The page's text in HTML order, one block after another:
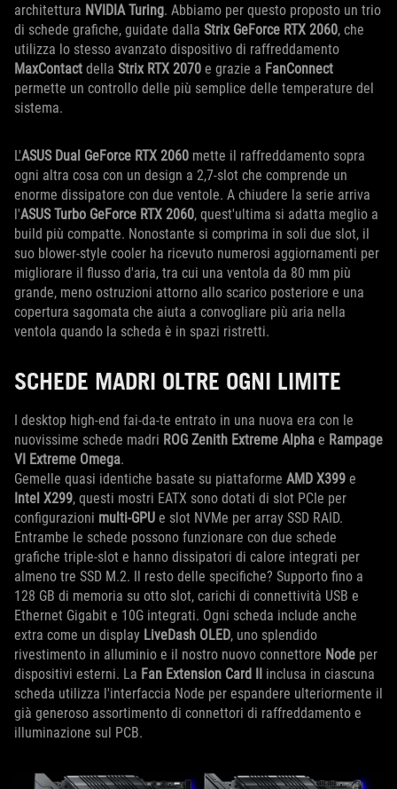
architettura NVIDIA Turing. Abbiamo per questo proposto un trio
di schede grafiche, guidate dalla Strix GeForce RTX 2060, che
utilizza lo stesso avanzato dispositivo di raffreddamento
MaxContact della Strix RTX 2070 e grazie a FanConnect
permette un controllo delle più semplice delle temperature del
sistema.
L'ASUS Dual GeForce RTX 2060 mette il raffreddamento sopra
ogni altra cosa con un design a 2,7-slot che comprende un
enorme dissipatore con due ventole. A chiudere la serie arriva
l'ASUS Turbo GeForce RTX 2060, quest'ultima si adatta meglio a
build più compatte. Nonostante si comprima in soli due slot, il
suo blower-style cooler ha ricevuto numerosi aggiornamenti per
migliorare il flusso d'aria, tra cui una ventola da 80 mm più
grande, meno ostruzioni attorno allo scarico posteriore e una
copertura sagomata che aiuta a convogliare più aria nella
ventola quando la scheda è in spazi ristretti.
SCHEDE MADRI OLTRE OGNI LIMITE
I desktop high-end fai-da-te entrato in una nuova era con le
nuovissime schede madri ROG Zenith Extreme Alpha e Rampage
VI Extreme Omega.
Gemelle quasi identiche basate su piattaforme AMD X399 e
Intel X299, questi mostri EATX sono dotati di slot PCIe per
configurazioni multi-GPU e slot NVMe per array SSD RAID.
Entrambe le schede possono funzionare con due schede
grafiche triple-slot e hanno dissipatori di calore integrati per
almeno tre SSD M.2. Il resto delle specifiche? Supporto fino a
128 GB di memoria su otto slot, carichi di connettività USB e
Ethernet Gigabit e 10G integrati. Ogni scheda include anche
extra come un display LiveDash OLED, uno splendido
rivestimento in alluminio e il nostro nuovo connettore Node per
dispositivi esterni. La Fan Extension Card II inclusa in ciascuna
scheda utilizza l'interfaccia Node per espandere ulteriormente il
già generoso assortimento di connettori di raffreddamento e
illuminazione sul PCB.